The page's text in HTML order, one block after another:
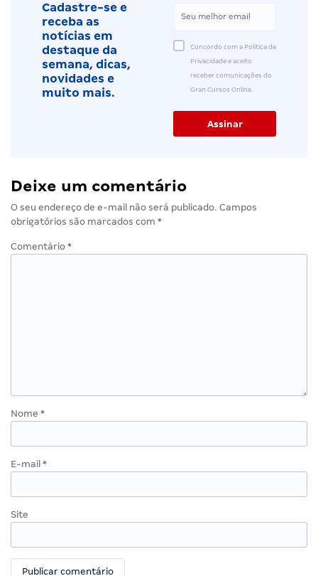
Cadastre-se e
receba as
notícias em
destaque da
semana, dicas,
novidades e
muito mais.
Concordo com a Política de
Privacidade e aceito
receber comunicações do
Gran Cursos Online.
Deixe um comentário
O seu endereço de e-mail não será publicado. Campos
obrigatórios são marcados com *
Comentário *
Nome *
E-mail *
Site